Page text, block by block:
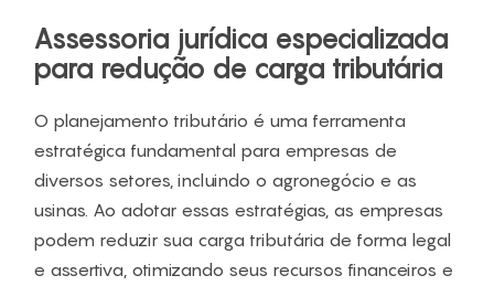
Assessoria jurídica especializada
para redução de carga tributária
O planejamento tributário é uma ferramenta
estratégica fundamental para empresas de
diversos setores, incluindo o agronegócio e as
usinas. Ao adotar essas estratégias, as empresas
podem reduzir sua carga tributária de forma legal
e assertiva, otimizando seus recursos financeiros e